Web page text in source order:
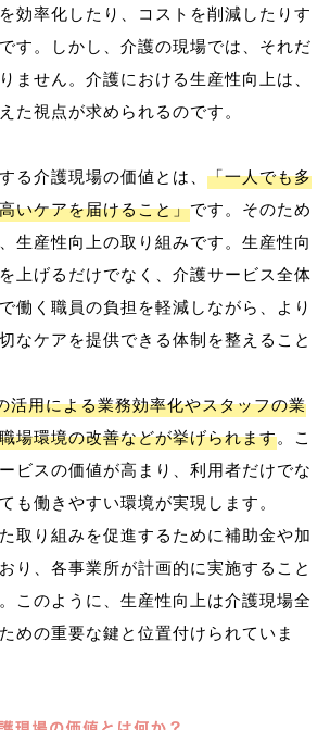
効率化したり、コストを削減したりす
す。しかし、介護の現場では、それだ
ません。介護における生産性向上は、
た視点が求められるのです。
る介護現場の価値とは、 「一人でも多
いケアを届けること」です。そのため
生産性向上の取り組みです。生産性向
上げるだけでなく、介護サービス全体
働く職員の負担を軽減しながら、より
なケアを提供できる体制を整えること
活用による業務効率化やスタッフの業
場環境の改善などが挙げられます。こ
ビスの価値が高まり、利用者だけでな
も働きやすい環境が実現します。
取り組みを促進するために補助金や加
り、各事業所が計画的に実施すること
このように、生産性向上は介護現場全
めの重要な鍵と位置付けられていま